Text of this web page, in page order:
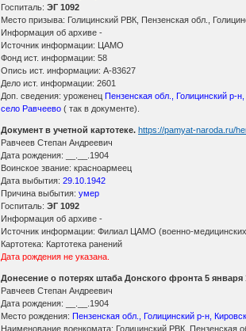
Госпиталь:ЭГ 1092
Место призыва: Голицинский РВК, Пензенская обл.,
Информация об архиве -
Источник информации: ЦАМО
Фонд ист. информации: 58
Опись ист. информации: А-83627
Дело ист. информации: 2601
Доп. сведения: уроженецПензенская обл., Голицинский р-
село Равчеево ( так в документе).
Документ в учетной картотеке.https://pamyat-naroda.ru/
Равчеев Степан Андреевич
Дата рождения: __.__.1904
Воинское звание: красноармеец
Дата выбытия:29.10.1942
Причина выбытия: умер
Госпиталь:ЭГ 1092
Информация об архиве -
Источник информации: Филиал ЦАМО (военно-
Картотека: Картотека ранений
Дата рождения не указана.
Донесение о потерях штаба Донского фронта 5 января
Равчеев Степан Андреевич
Дата рождения: __.__.1904
Место рождения:Пензенская обл., Голицинский р-н,
Наименование военкомата: Голицинский РВК, Пензенская